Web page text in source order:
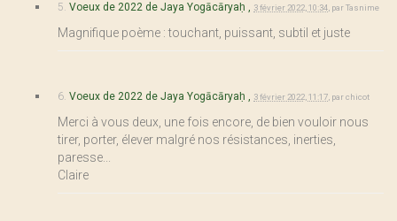
5. Voeux de 2022 de Jaya Yogācāryaḥ , 3 février 2022, 10:34 parTasnime
Magnifique poème : touchant, puissant, subtil et juste
6. Voeux de 2022 de Jaya Yogācāryaḥ , 3 février 2022, 11:17 parchicot
Merci à vous deux, une fois encore, de bien vouloir nous
tirer, porter, élever malgré nos résistances, inerties,
paresse...
Claire